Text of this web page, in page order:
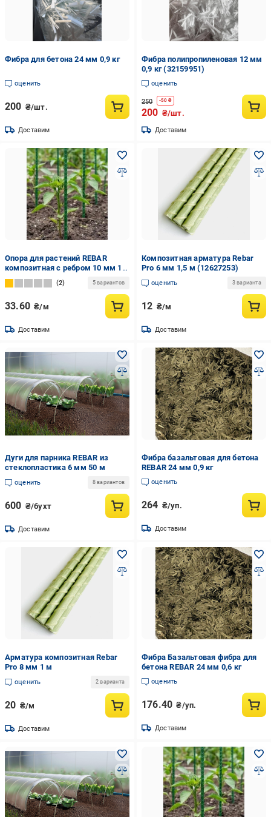
Фибра для бетона 24 мм 0,9 кг
оценить
200 ₴/шт.
Доставим
Фибра полипропиленовая 12 мм
0,9 кг (32159951)
оценить
250 -50 ₴
200 ₴/шт.
Доставим
Опора для растений REBAR
композитная с ребром 10 мм 1,5
м
2 5 вариантов
33.60 ₴/м
Доставим
Композитная арматура Rebar
Pro 6 мм 1,5 м (12627253)
оценить 3 варианта
12 ₴/м
Доставим
Дуги для парника REBAR из
стеклопластика 6 мм 50 м
оценить 8 вариантов
600 ₴/бухт
Доставим
Фибра базальтовая для бетона
REBAR 24 мм 0,9 кг
оценить
264 ₴/уп.
Доставим
Арматура композитная Rebar
Pro 8 мм 1 м
оценить 2 варианта
20 ₴/м
Доставим
Фибра Базальтовая фибра для
бетона REBAR 24 мм 0,6 кг
оценить
176.40 ₴/уп.
Доставим